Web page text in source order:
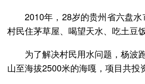
2010年，28岁的贵州省六盘
村民住茅草屋、喝望天水、吃土豆
为了解决村民用水问题，杨波
山至海拔2500米的海嘎，项目共投